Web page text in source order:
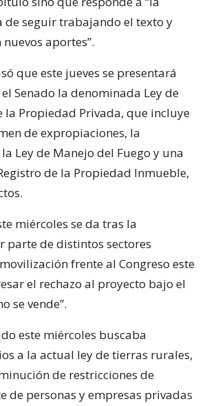
seguir trabajando el texto y
aportes”.
que este jueves se presentará
Senado la denominada Ley de
Propiedad Privada, que incluye
de expropiaciones, la
Ley de Manejo del Fuego y una
de la Propiedad Inmueble,
miércoles se da tras la
parte de distintos sectores
frente al Congreso este
el rechazo al proyecto bajo el
se vende”.
este miércoles buscaba
a la actual ley de tierras rurales,
de restricciones de
de personas y empresas privadas